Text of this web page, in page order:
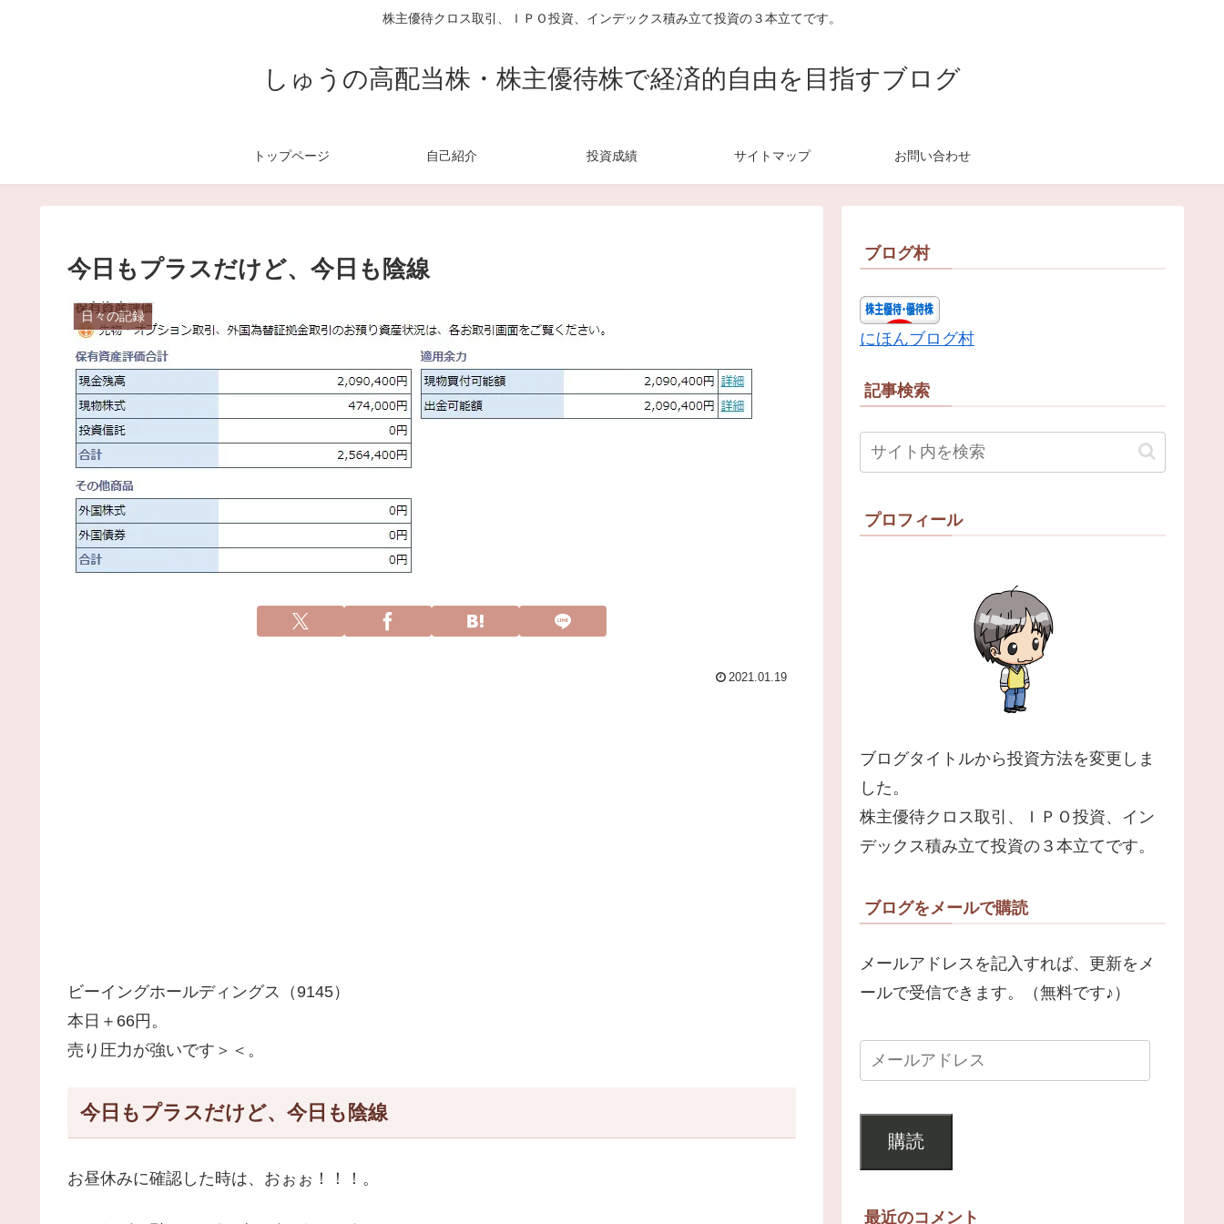
株主優待クロス取引、ＩＰＯ投資、インデックス積み立て投資の３本立てです。
しゅうの高配当株・株主優待株で経済的自由を目指すブログ
トップページ 自己紹介 投資成績 サイトマップ お問い合わせ
今日もプラスだけど、今日も陰線
日々の記録
2021.01.19
ビーイングホールディングス（9145）
本日＋66円。
売り圧力が強いです＞＜。
今日もプラスだけど、今日も陰線
お昼休みに確認した時は、おぉぉ！！！。
ブログ村
にほんブログ村
記事検索
プロフィール
ブログタイトルから投資方法を変更しま
した。
株主優待クロス取引、ＩＰＯ投資、イン
デックス積み立て投資の３本立てです。
ブログをメールで購読
メールアドレスを記入すれば、更新をメ
ールで受信できます。（無料です♪）
購読
最近のコメント